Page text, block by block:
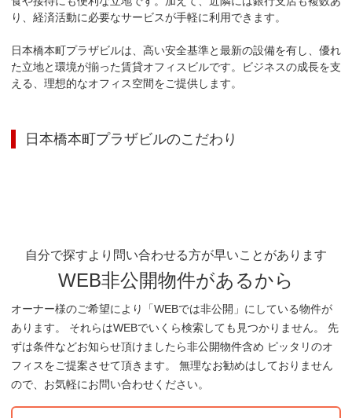
り、経済活動に必要なサービスが手軽に利用できます。
日本橋本町プラザビルは、高い安全基準と最新の設備を有し、優れ
た立地と環境が揃った賃貸オフィスビルです。ビジネスの成長を支
える、理想的なオフィス空間をご提供します。
日本橋本町プラザビルのこだわり
自分で探すより問い合わせる方が早いことがあります
WEB非公開物件があるから
オーナー様のご希望により「WEBでは非公開」にしている物件が
あります。 それらはWEBでいくら検索しても見つかりません。 先
ずは条件などお知らせ頂けましたら非公開物件含め ピッタリのオ
フィスをご提案させて頂きます。 無理なお勧めはしておりません
ので、お気軽にお問い合わせください。